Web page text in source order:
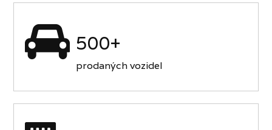
500+
prodaných vozidel